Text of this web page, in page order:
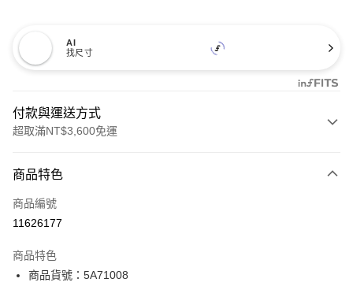
AI
找尺寸
付款與運送方式
超取滿NT$3,600免運
信用卡一次付款
信用卡分期付款
合作金庫商業銀行
華南商業銀行
LINE Pay
商品特色
商品編號
11626177
商品特色
商品貨號：5A71008